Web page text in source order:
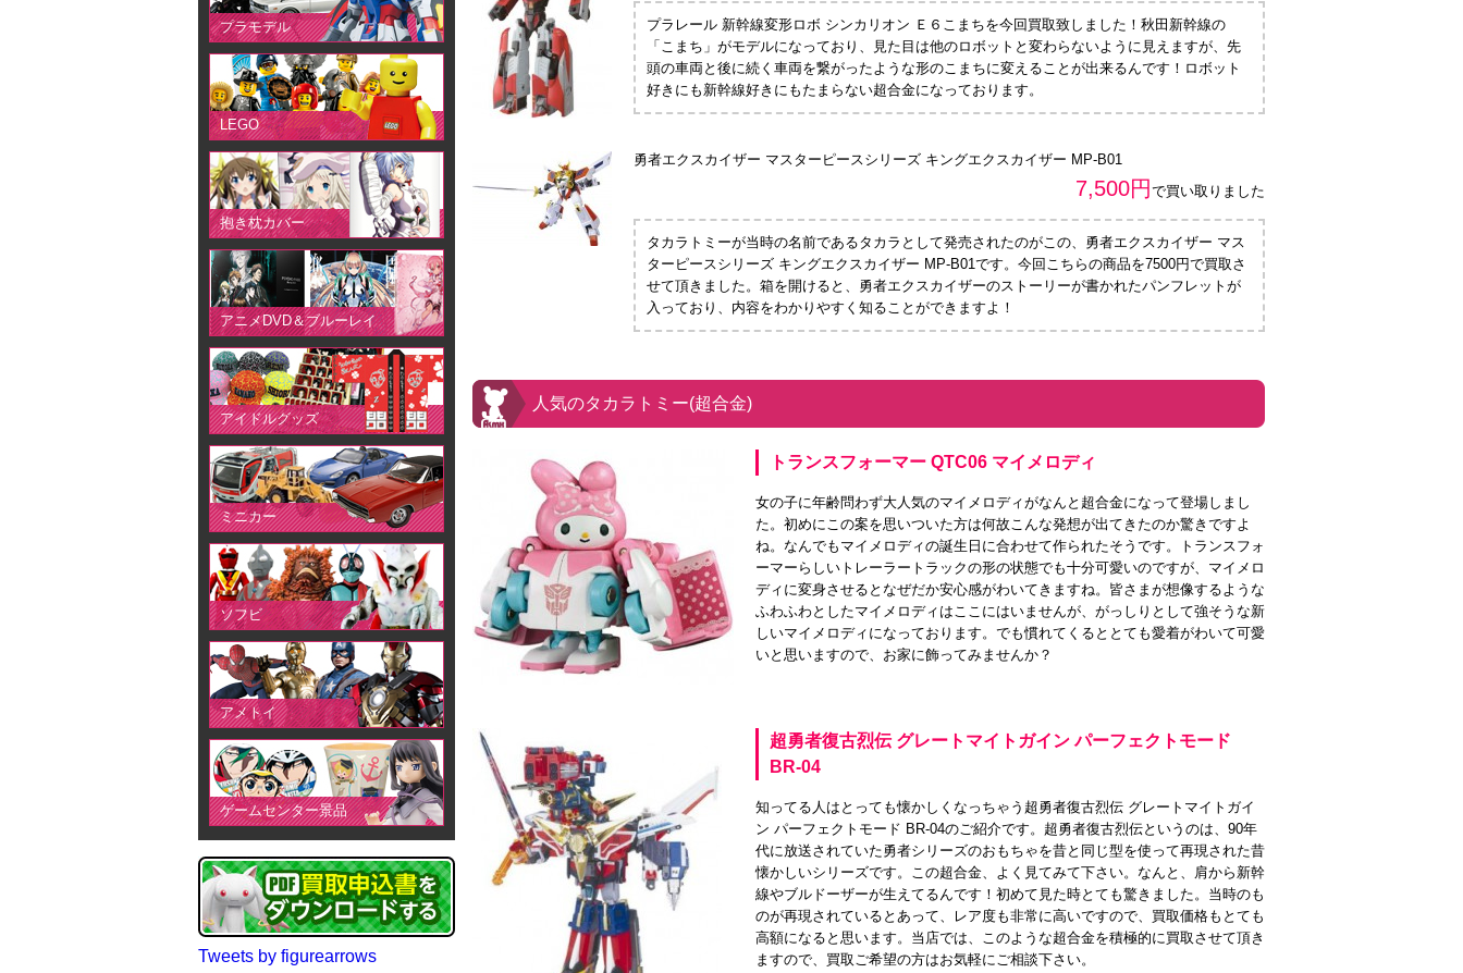
プラモデル
LEGO
抱き枕カバー
アニメDVD＆ブルーレイ
アイドルグッズ
ミニカー
ソフビ
アメトイ
ゲームセンター景品
Tweets by figurearrows
プラレール 新幹線変形ロボ シンカリオン Ｅ６こまちを今回買取致しました！秋田新幹線の
「こまち」がモデルになっており、見た目は他のロボットと変わらないように見えますが、先
頭の車両と後に続く車両を繋がったような形のこまちに変えることが出来るんです！ロボット
好きにも新幹線好きにもたまらない超合金になっております。
勇者エクスカイザー マスターピースシリーズ キングエクスカイザー MP-B01
7,500円 で買い取りました
タカラトミーが当時の名前であるタカラとして発売されたのがこの、勇者エクスカイザー マス
ターピースシリーズ キングエクスカイザー MP-B01です。今回こちらの商品を7500円で買取さ
せて頂きました。箱を開けると、勇者エクスカイザーのストーリーが書かれたパンフレットが
入っており、内容をわかりやすく知ることができますよ！
人気のタカラトミー(超合金)
トランスフォーマー QTC06 マイメロディ
女の子に年齢問わず大人気のマイメロディがなんと超合金になって登場しまし
た。初めにこの案を思いついた方は何故こんな発想が出てきたのか驚きですよ
ね。なんでもマイメロディの誕生日に合わせて作られたそうです。トランスフォ
ーマーらしいトレーラートラックの形の状態でも十分可愛いのですが、マイメロ
ディに変身させるとなぜだか安心感がわいてきますね。皆さまが想像するような
ふわふわとしたマイメロディはここにはいませんが、がっしりとして強そうな新
しいマイメロディになっております。でも慣れてくるととても愛着がわいて可愛
いと思いますので、お家に飾ってみませんか？
超勇者復古烈伝 グレートマイトガイン パーフェクトモード
BR-04
知ってる人はとっても懐かしくなっちゃう超勇者復古烈伝 グレートマイトガイ
ン パーフェクトモード BR-04のご紹介です。超勇者復古烈伝というのは、90年
代に放送されていた勇者シリーズのおもちゃを昔と同じ型を使って再現された昔
懐かしいシリーズです。この超合金、よく見てみて下さい。なんと、肩から新幹
線やブルドーザーが生えてるんです！初めて見た時とても驚きました。当時のも
のが再現されているとあって、レア度も非常に高いですので、買取価格もとても
高額になると思います。当店では、このような超合金を積極的に買取させて頂き
ますので、買取ご希望の方はお気軽にご相談下さい。